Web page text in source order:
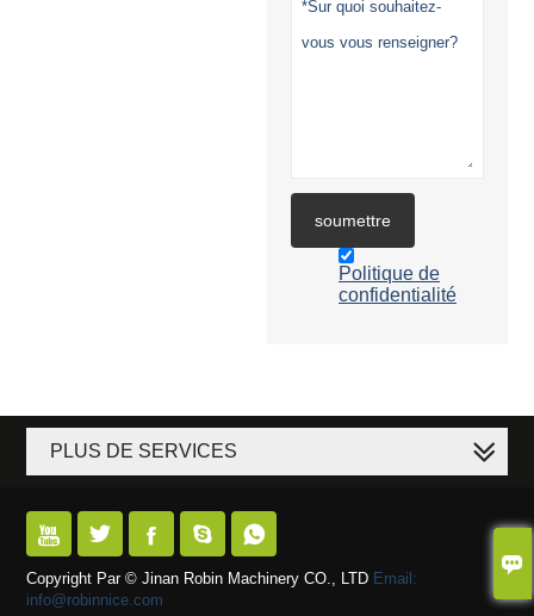

soumettre
Politique de
confidentialité
PLUS DE SERVICES
    
Copyright Par © Jinan Robin Machinery CO., LTD Email:
info@robinnice.com